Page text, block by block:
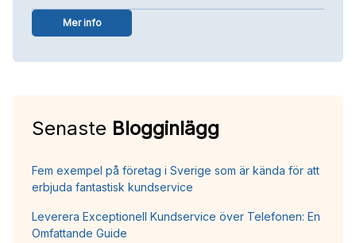
Mer info
Senaste Blogginlägg
Fem exempel på företag i Sverige som är kända för att
erbjuda fantastisk kundservice
Leverera Exceptionell Kundservice över Telefonen: En
Omfattande Guide